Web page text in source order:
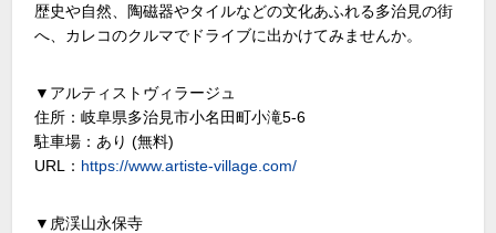
歴史や自然、陶磁器やタイルなどの文化あふれる多治見の街
へ、カレコのクルマでドライブに出かけてみませんか。
▼アルティストヴィラージュ
住所：岐阜県多治見市小名田町小滝5-6
駐車場：あり (無料)
URL： https://www.artiste-village.com/
▼虎渓山永保寺